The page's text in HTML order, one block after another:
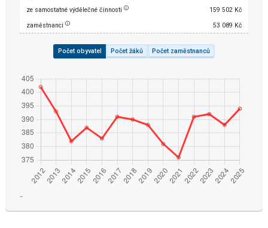
ze samostatné výdělečné činnosti
159 502 Kč
zaměstnanci
53 089 Kč
Počet obyvatel Počet žáků Počet zaměstnanců
¨